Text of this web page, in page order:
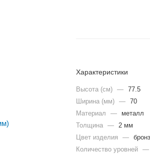
Характеристики
Высота (см) —
77.5
Ширина (мм)
—
70
Материал
—
металл
Толщина
—
2 мм
Цвет изделия
—
Количество уровней
—